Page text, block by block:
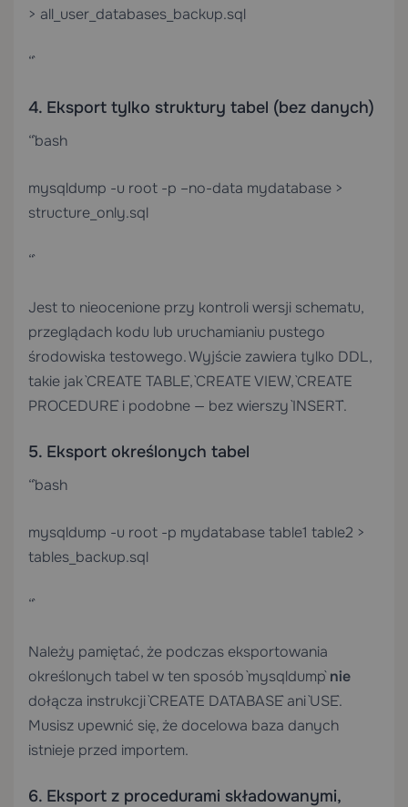
> all_user_databases_backup.sql
“`
4. Eksport tylko struktury tabel (bez danych)
“`bash
mysqldump -u root -p –no-data mydatabase >
structure_only.sql
“`
Jest to nieocenione przy kontroli wersji schematu,
przeglądach kodu lub uruchamianiu pustego
środowiska testowego. Wyjście zawiera tylko DDL,
takie jak `CREATE TABLE`, `CREATE VIEW`, `CREATE
PROCEDURE` i podobne — bez wierszy `INSERT`.
5. Eksport określonych tabel
“`bash
mysqldump -u root -p mydatabase table1 table2 >
tables_backup.sql
“`
Należy pamiętać, że podczas eksportowania
określonych tabel w ten sposób `mysqldump`nie
dołącza instrukcji `CREATE DATABASE` ani `USE`.
Musisz upewnić się, że docelowa baza danych
istnieje przed importem.
6. Eksport z procedurami składowanymi,